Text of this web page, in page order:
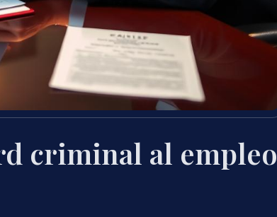
criminal al empleo